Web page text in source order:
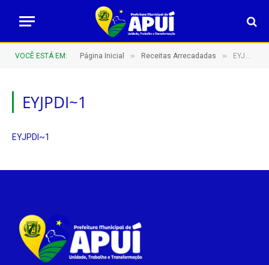
VOCÊ ESTÁ EM: Página Inicial » Receitas Arrecadadas » EYJPDI~1
EYJPDI~1
EYJPDI~1